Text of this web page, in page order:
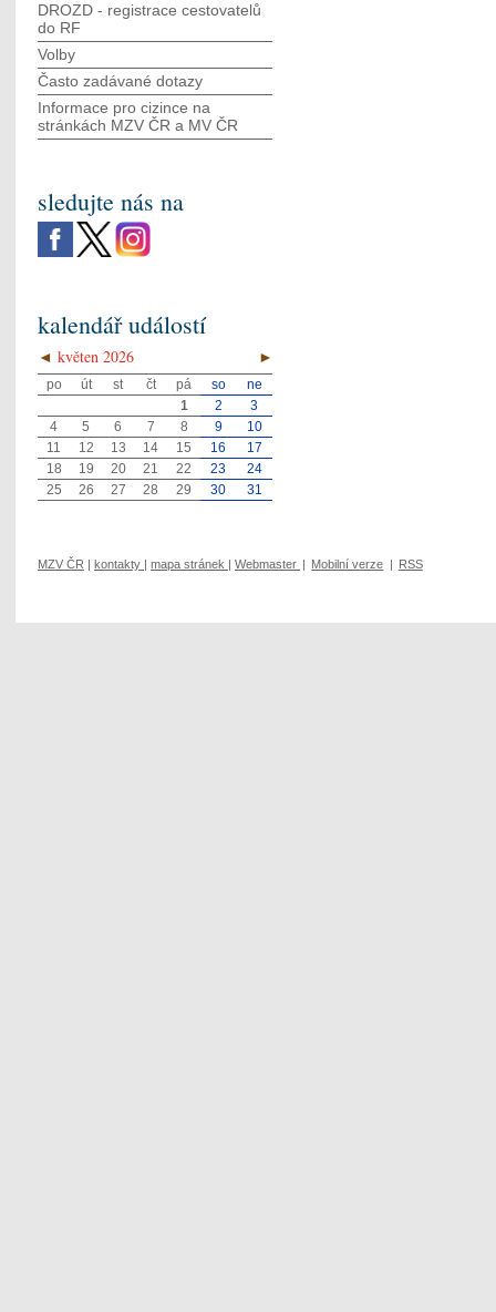
DROZD - registrace cestovatelů
do RF
Volby
Často zadávané dotazy
Informace pro cizince na
stránkách MZV ČR а MV ČR
sledujte nás na
kalendář událostí
◄ ►
květen 2026
po út st čt pá so
ne
1
2
3
4
5 6 7 8 9
10
11
12 13 14 15 16
17
18
19 20 21 22 23
24
25
26 27 28 29 30 31
MZV ČR kontakty mapa stránek Webmaster Mobilní verze RSS